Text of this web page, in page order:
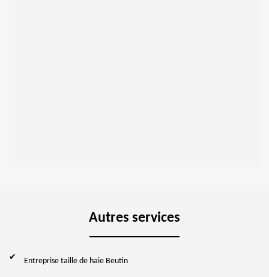
Autres services
Entreprise taille de haie Beutin